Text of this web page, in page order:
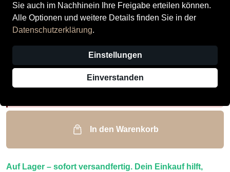
Sie auch im Nachhinein Ihre Freigabe erteilen können.
Alle Optionen und weitere Details finden Sie in der
Datenschutzerklärung.
Einstellungen
Einverstanden
Preis
99,95 € inkl. MwSt.,zzgl. Versandkosten
Größe
Auswahl aufheben
In den Warenkorb
Auf Lager – sofort versandfertig. Dein Einkauf hilft,